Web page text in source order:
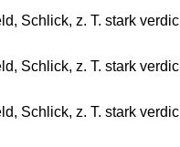
Schlick, z. T. stark
Schlick, z. T. stark
Schlick, z. T. stark